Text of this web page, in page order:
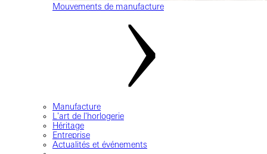
Mouvements de manufacture
Manufacture
L'art de l'horlogerie
Héritage
Entreprise
Actualités et événements